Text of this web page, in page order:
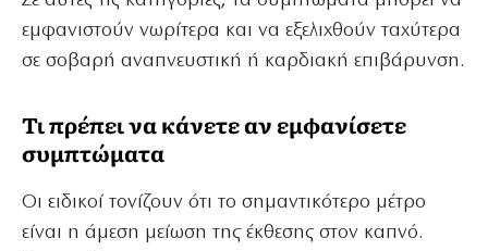
εμφανιστούν νωρίτερα και να εξελιχθούν ταχύτερα
σε σοβαρή αναπνευστική ή καρδιακή επιβάρυνση.
Τι πρέπει να κάνετε αν εμφανίσετε
συμπτώματα
Οι ειδικοί τονίζουν ότι το σημαντικότερο μέτρο
είναι η άμεση μείωση της έκθεσης στον καπνό.